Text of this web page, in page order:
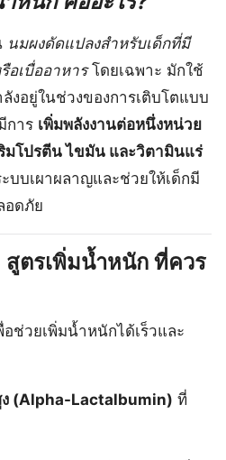
นมผงดัดแปลงสำหรับเด็กที่มี
อเบื่ออาหารโดยเฉพาะ มักใช้
งอยู่ในช่วงของการเติบโตแบบ
การ เพิ่มพลังงานต่อหนึ่งหน่วย
มโปรตีน ไขมัน และวิตามินแร่
บบเผาผลาญและช่วยให้เด็กมี
อดภัย
สูตรเพิ่มน้ำหนัก ที่ควร
อช่วยเพิ่มน้ำหนักได้เร็วและ
(Alpha-Lactalbumin) ที่